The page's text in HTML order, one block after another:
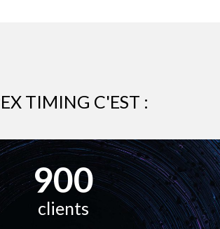
TIMING C'EST :
900
clients